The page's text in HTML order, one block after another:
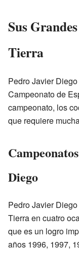
Sus
Tierra
Pedro Javier
Campeonato de
campeonato, los
que requiere
Diego
Pedro Javier
Tierra en cuatro
que es un logro
años 1996, 1997,